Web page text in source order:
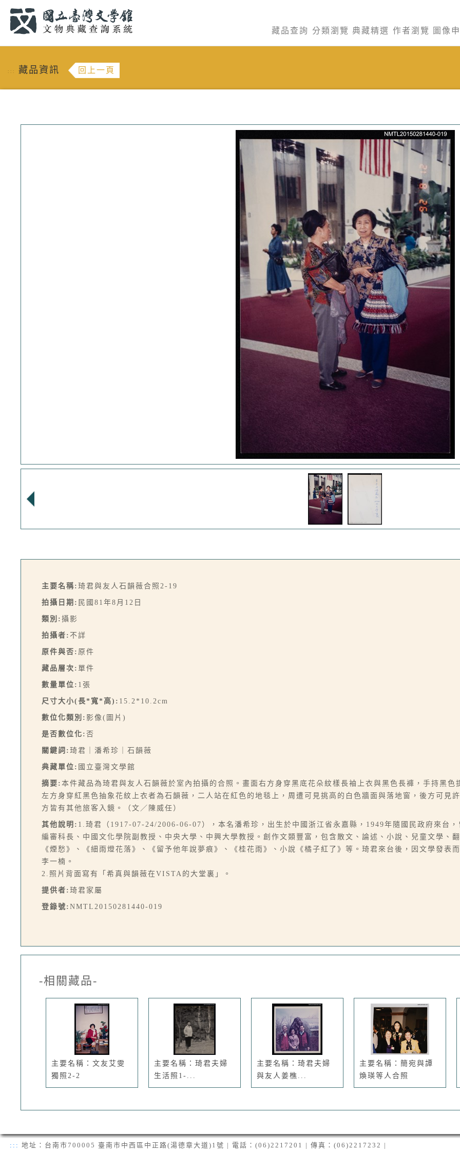
藏品查詢 分類瀏覽 典藏精選 作者瀏覽 圖像
::: 藏品資訊 回上一頁
主要名稱: 琦君與友人石韻薇合照2-19
拍攝日期: 民國81年8月12日
類別: 攝影
拍攝者: 不詳
原件與否: 原件
藏品層次: 單件
數量單位: 1張
尺寸大小(長*寬*高): 15.2*10.2cm
數位化類別: 影像(圖片)
是否數位化: 否
關鍵詞: 琦君｜潘希珍｜石韻薇
典藏單位: 國立臺灣文學館
摘要: 本件藏品為琦君與友人石韻薇於室內拍攝的合照。畫面右方身穿黑底花朵紋樣長袖上衣與黑色長褲，手持黑
左方身穿紅黑色抽象花紋上衣者為石韻薇，二人站在紅色的地毯上，周遭可見挑高的白色牆面與落地窗，後方可見
方皆有其他旅客入鏡。（文／陳威任）
其他說明: 1.琦君（1917-07-24/2006-06-07），本名潘希珍，出生於中國浙江省永嘉縣，1949年隨國民政府來台
編審科長、中國文化學院副教授、中央大學、中興大學教授。創作文類豐富，包含散文、論述、小說、兒童文學、
《煙愁》、《細雨燈花落》、《留予他年說夢痕》、《桂花雨》、小說《橘子紅了》等。琦君來台後，因文學發表
李一楠。
2.照片背面寫有「希真與韻薇在VISTA的大堂裏」。
提供者: 琦君家屬
登錄號: NMTL20150281440-019
-相關藏品-
主要名稱：文友艾雯
獨照2-2
主要名稱：琦君夫婦
生活照1-...
主要名稱：琦君夫婦
與友人姜樵...
主要名稱：簡宛與譚
煥瑛等人合照
::: 地址：台南市700005 臺南市中西區中正路(湯德章大道)1號 | 電話：(06)2217201 | 傳真：(06)2217232 |